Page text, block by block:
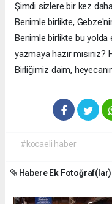
Şimdi sizlere bir kez
Benimle birlikte,
Benimle birlikte bu yolda
yazmaya hazır
Birliğimiz daim,
#kocaeli haber
Habere Ek Fotoğraf(lar)